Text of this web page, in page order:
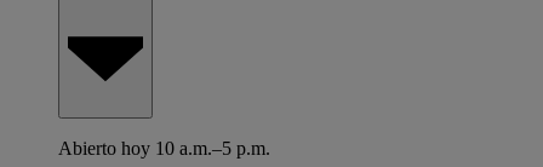
Abierto hoy 10 a.m.–5 p.m.